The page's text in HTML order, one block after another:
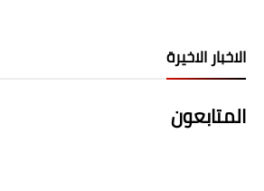
الاخبار الاخيرة
المتابعون